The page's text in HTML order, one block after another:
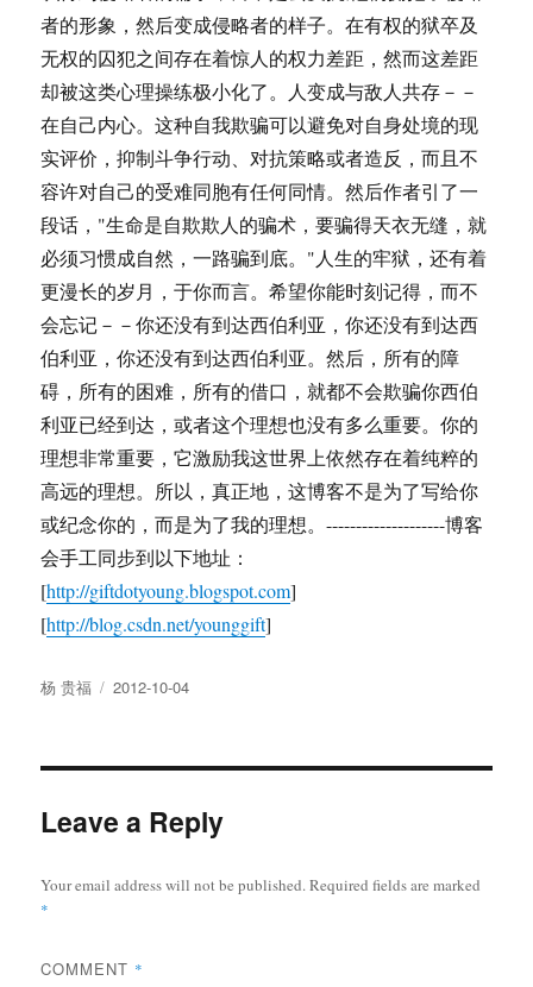
者的形象，然后变成侵略者的样子。在有权的狱卒及
无权的囚犯之间存在着惊人的权力差距，然而这差距
却被这类心理操练极小化了。人变成与敌人共存－－
在自己内心。这种自我欺骗可以避免对自身处境的现
实评价，抑制斗争行动、对抗策略或者造反，而且不
容许对自己的受难同胞有任何同情。然后作者引了一
段话，"生命是自欺欺人的骗术，要骗得天衣无缝，就
必须习惯成自然，一路骗到底。"人生的牢狱，还有着
更漫长的岁月，于你而言。希望你能时刻记得，而不
会忘记－－你还没有到达西伯利亚，你还没有到达西
伯利亚，你还没有到达西伯利亚。然后，所有的障
碍，所有的困难，所有的借口，就都不会欺骗你西伯
利亚已经到达，或者这个理想也没有多么重要。你的
理想非常重要，它激励我这世界上依然存在着纯粹的
高远的理想。所以，真正地，这博客不是为了写给你
或纪念你的，而是为了我的理想。--------------------博客
会手工同步到以下地址：
[http://giftdotyoung.blogspot.com]
[http://blog.csdn.net/younggift]
Author
杨 贵福
Posted
2012-10-04
Leave a Reply
Your email address will not be published.Required fields are marked
*
COMMENT *